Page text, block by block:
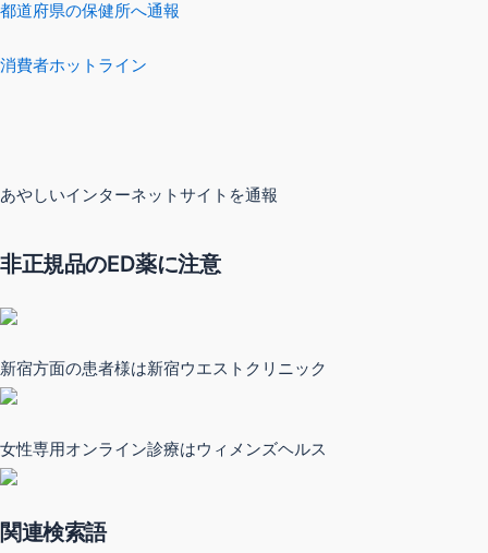
都道府県の保健所へ通報
消費者ホットライン
あやしいインターネットサイトを通報
非正規品のED薬に注意
新宿方面の患者様は新宿ウエストクリニック
女性専用オンライン診療はウィメンズヘルス
関連検索語